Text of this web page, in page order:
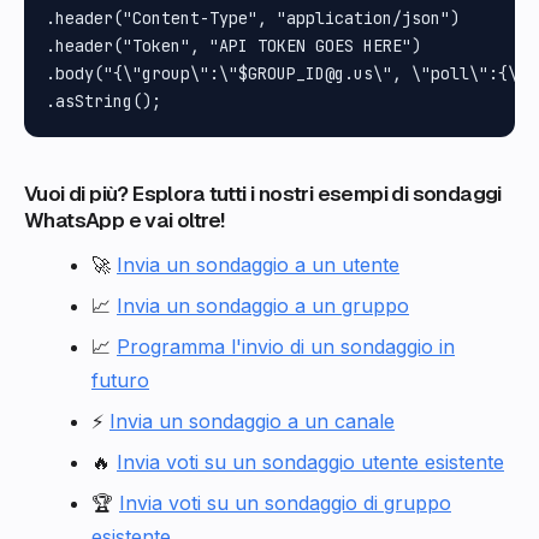
.header("Content-Type", "application/json")
.header("Token", "API TOKEN GOES HERE")
.body("{\"group\":\"$GROUP_ID@g.us\",
Vuoi di più? Esplora tutti i nostri esempi di sondaggi
WhatsApp e vai oltre!
🚀 Invia un sondaggio a un utente
📈 Invia un sondaggio a un gruppo
📈 Programma l'invio di un sondaggio in
futuro
⚡ Invia un sondaggio a un canale
🔥 Invia voti su un sondaggio utente esistente
🏆 Invia voti su un sondaggio di gruppo